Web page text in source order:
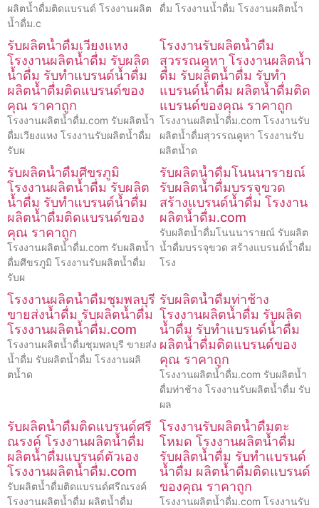
ผลิตน้ำดื่มติดแบรนด์ โรงงานผลิต
น้ำดื่ม.c
ดื่ม โรงงานน้ำดื่ม โรงงานผลิตน้ำ
รับผลิตน้ำดื่มเวียงแหง
โรงงานผลิตน้ำดื่ม รับผลิต
น้ำดื่ม รับทำแบรนด์น้ำดื่ม
ผลิตน้ำดื่มติดแบรนด์ของ
คุณ ราคาถูก
โรงงานผลิตน้ำดื่ม.com รับผลิตน้ำ
ดื่มเวียงแหง โรงงานรับผลิตน้ำดื่ม
รับผ
โรงงานรับผลิตน้ำดื่ม
สุวรรณคูหา โรงงานผลิตน้ำ
ดื่ม รับผลิตน้ำดื่ม รับทำ
แบรนด์น้ำดื่ม ผลิตน้ำดื่มติด
แบรนด์ของคุณ ราคาถูก
โรงงานผลิตน้ำดื่ม.com โรงงานรับ
ผลิตน้ำดื่มสุวรรณคูหา โรงงานรับ
ผลิตน้ำด
รับผลิตน้ำดื่มศีขรภูมิ
โรงงานผลิตน้ำดื่ม รับผลิต
น้ำดื่ม รับทำแบรนด์น้ำดื่ม
ผลิตน้ำดื่มติดแบรนด์ของ
คุณ ราคาถูก
โรงงานผลิตน้ำดื่ม.com รับผลิตน้ำ
ดื่มศีขรภูมิ โรงงานรับผลิตน้ำดื่ม
รับผ
รับผลิตน้ำดื่มโนนนารายณ์
รับผลิตน้ำดื่มบรรจุขวด
สร้างแบรนด์น้ำดื่ม โรงงาน
ผลิตน้ำดื่ม.com
รับผลิตน้ำดื่มโนนนารายณ์ รับผลิต
น้ำดื่มบรรจุขวด สร้างแบรนด์น้ำดื่ม
โรง
โรงงานผลิตน้ำดื่มชุมพลบุรี
ขายส่งน้ำดื่ม รับผลิตน้ำดื่ม
โรงงานผลิตน้ำดื่ม.com
โรงงานผลิตน้ำดื่มชุมพลบุรี ขายส่ง
น้ำดื่ม รับผลิตน้ำดื่ม โรงงานผลิ
ตน้ำด
รับผลิตน้ำดื่มท่าช้าง
โรงงานผลิตน้ำดื่ม รับผลิต
น้ำดื่ม รับทำแบรนด์น้ำดื่ม
ผลิตน้ำดื่มติดแบรนด์ของ
คุณ ราคาถูก
โรงงานผลิตน้ำดื่ม.com รับผลิตน้ำ
ดื่มท่าช้าง โรงงานรับผลิตน้ำดื่ม รับ
ผล
รับผลิตน้ำดื่มติดแบรนด์ศรี
ณรงค์ โรงงานผลิตน้ำดื่ม
ผลิตน้ำดื่มแบรนด์ตัวเอง
โรงงานผลิตน้ำดื่ม.com
รับผลิตน้ำดื่มติดแบรนด์ศรีณรงค์
โรงงานผลิตน้ำดื่ม ผลิตน้ำดื่ม
โรงงานรับผลิตน้ำดื่มตะ
โหมด โรงงานผลิตน้ำดื่ม
รับผลิตน้ำดื่ม รับทำแบรนด์
น้ำดื่ม ผลิตน้ำดื่มติดแบรนด์
ของคุณ ราคาถูก
โรงงานผลิตน้ำดื่ม.com โรงงานรับ